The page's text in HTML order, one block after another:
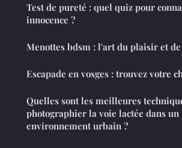
Test de pureté : quel quiz pour
innocence ?
Menottes bdsm : l'art du plaisir et
Escapade en vosges : trouvez votre
Quelles sont les meilleures
photographier la voie lactée dans un
environnement urbain ?